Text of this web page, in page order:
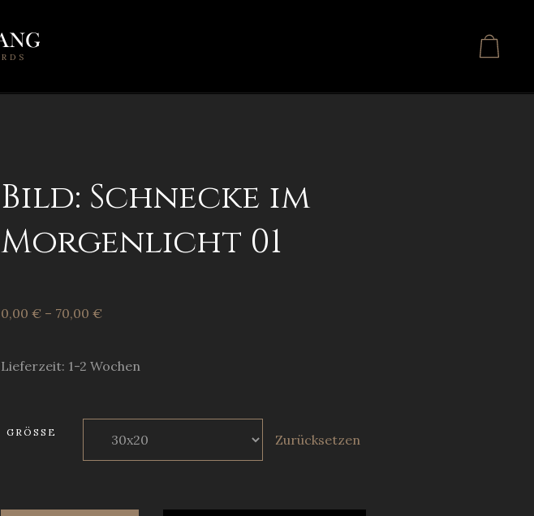
Bild: Schnecke im
Morgenlicht 01
0,00 € – 70,00 €
Lieferzeit: 1-2 Wochen
GRÖSSE Zurücksetzen